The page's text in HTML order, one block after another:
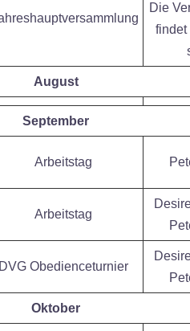
Die
findet
August
September
Arbeitstag
Arbeitstag
DVG Obedienceturnier
Oktober